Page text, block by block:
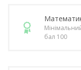
бал 100